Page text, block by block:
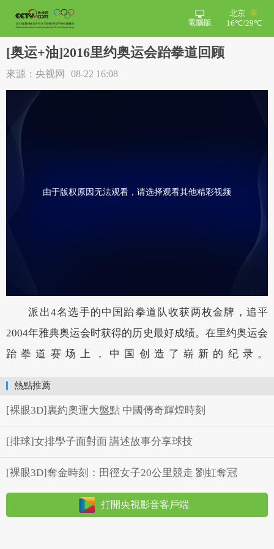
北京
16℃/29℃
電腦版
[奥运+油]2016里约奥运会跆拳道回顾
來源：央视网 08-22 16:08
由于版权原因无法观看，请选择观看其他精彩视频
派出4名选手的中国跆拳道队收获两枚金牌，追平
2004年雅典奥运会时获得的历史最好成绩。在里约奥运会
跆拳道赛场上，中国创造了崭新的纪录。
熱點推薦
[裸眼3D]裏約奧運大盤點 中國傳奇輝煌時刻
[排球]女排學子面對面 講述故事分享球技
[裸眼3D]奪金時刻：田徑女子20公里競走 劉虹奪冠
打開央視影音客戶端